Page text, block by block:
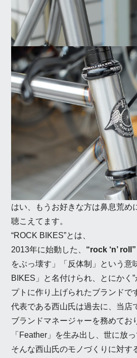
はい、もうお好きな方は鼻息荒め
聴こえてます。
“ROCK BIKES”とは、
2013年に始動した、 “rock ‘n’ roll”
をぶっ壊す」「反体制」という意
BIKES」と名付けられ、とにかく
プトに作り上げられたブランドで
代表である西山氏は過去に、当店
ブランドマネージャーを務めてお
「Feather」を生み出し、世に放っ
そんな西山氏のモノづくりに対す